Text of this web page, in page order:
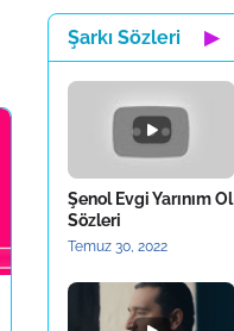
Şarkı Sözleri ▶
Şenol Evgi Yarınım Ol
Sözleri
Temuz 30, 2022